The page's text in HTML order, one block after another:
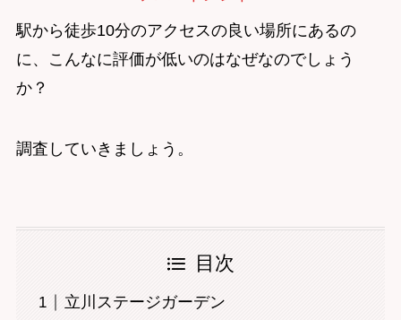
駅から徒歩10分のアクセスの良い場所にあるの
に、こんなに評価が低いのはなぜなのでしょう
か？
調査していきましょう。
目次
立川ステージガーデン